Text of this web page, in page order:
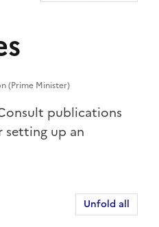
(Prime Minister)
publications
setting up an
Unfold all